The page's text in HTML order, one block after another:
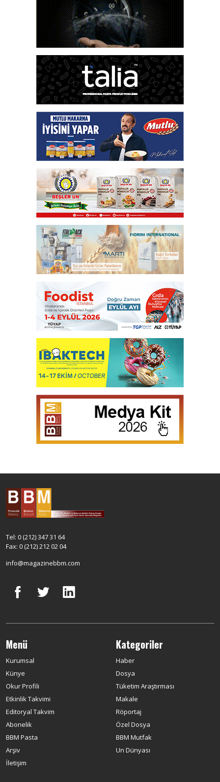
Tel: 0 (212) 347 31 64
Fax: 0 (212) 212 02 04
info@magazinebbm.com
Menü
Kurumsal
Künye
Okur Profili
Etkinlik Takvimi
Editoryal Takvim
Abonelik
BBM Pasta
Arşiv
İletişim
Kategoriler
Haber
Dosya
Tüketim Araştırması
Makale
Röportaj
Özel Dosya
BBM Mutfak
Un Dünyası